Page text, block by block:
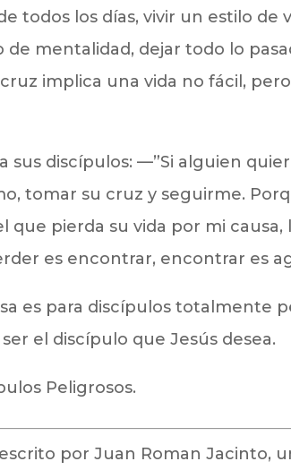
todos los días, vivir un estilo de
mentalidad, dejar todo lo
implica una vida no fácil,
sus discípulos: —”Si alguien
tomar su cruz y seguirme.
que pierda su vida por mi causa,
es encontrar, encontrar es
es para discípulos totalmente
el discípulo que Jesús desea.
Peligrosos.
por Juan Roman Jacinto,